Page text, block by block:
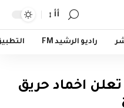
أأ
راديو الرشيد FM
تعلن اخماد حريق